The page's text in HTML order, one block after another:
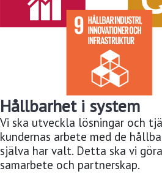
Hållbarhet i system
Vi ska utveckla lösningar och
kundernas arbete med de
själva har valt. Detta ska vi
samarbete och partnerskap.